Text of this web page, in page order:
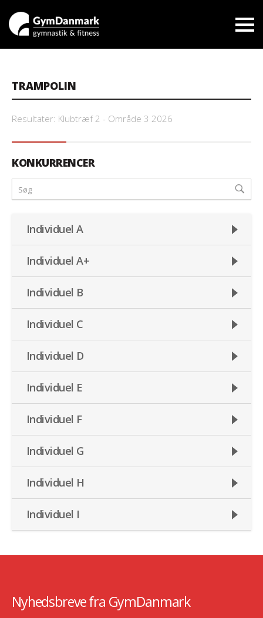
TRAMPOLIN
Resultater: Klubtræf 2 - Område 3 2026
KONKURRENCER
Individuel A
Individuel A+
Individuel B
Individuel C
Individuel D
Individuel E
Individuel F
Individuel G
Individuel H
Individuel I
Nyhedsbreve fra GymDanmark